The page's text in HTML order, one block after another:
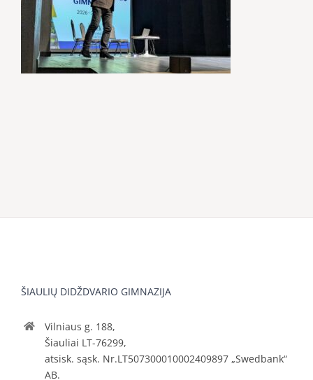
ŠIAULIŲ DIDŽDVARIO GIMNAZIJA
Vilniaus g. 188,
Šiauliai LT-76299,
atsisk. sąsk. Nr.LT507300010002409897 „Swedbank“
AB.